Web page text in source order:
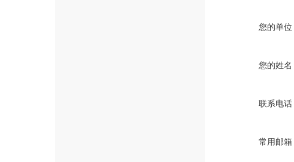
您的单位
您的姓名
联系电话
常用邮箱